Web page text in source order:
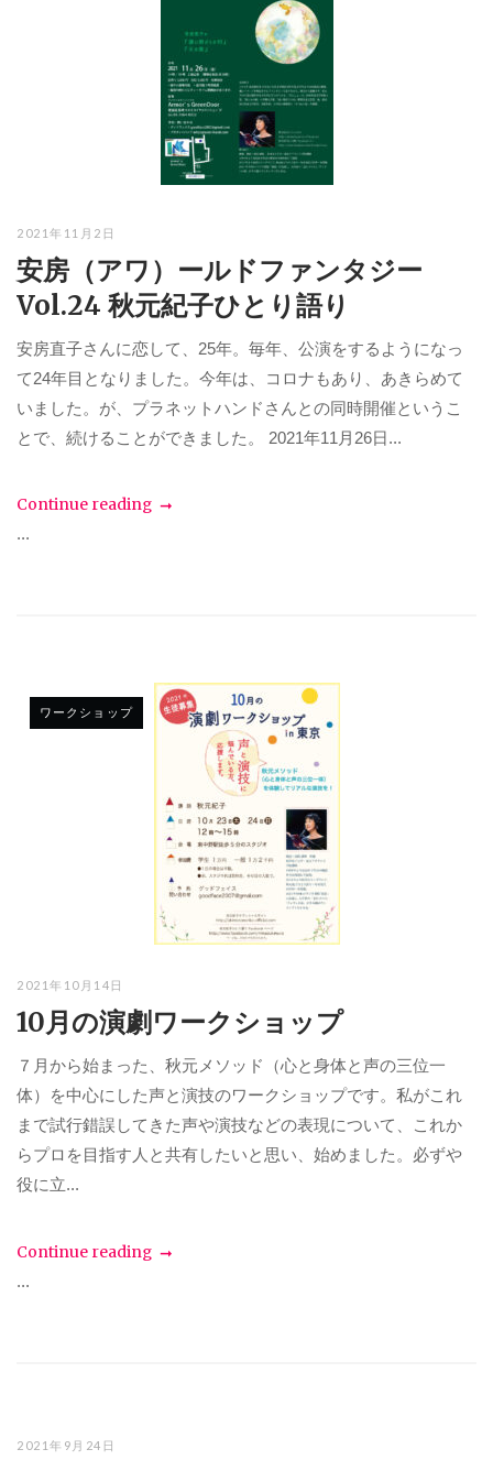
2021年11月2日
安房（アワ）ールドファンタジー
Vol.24 秋元紀子ひとり語り
安房直子さんに恋して、25年。毎年、公演をするようになっ
て24年目となりました。今年は、コロナもあり、あきらめて
いました。が、プラネットハンドさんとの同時開催というこ
とで、続けることができました。 2021年11月26日...
Continue reading
...
ワークショップ
2021年10月14日
10月の演劇ワークショップ
７月から始まった、秋元メソッド（心と身体と声の三位一
体）を中心にした声と演技のワークショップです。私がこれ
まで試行錯誤してきた声や演技などの表現について、これか
らプロを目指す人と共有したいと思い、始めました。必ずや
役に立...
Continue reading
...
2021年9月24日